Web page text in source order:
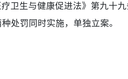
卫生与健康促进法》第九十
处罚同时实施，单独立案。